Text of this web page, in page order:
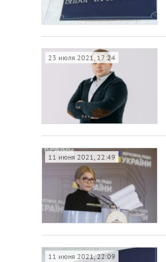
23 июля 2021, 17:24
11 июня 2021, 22:49
11 июня 2021, 22:09